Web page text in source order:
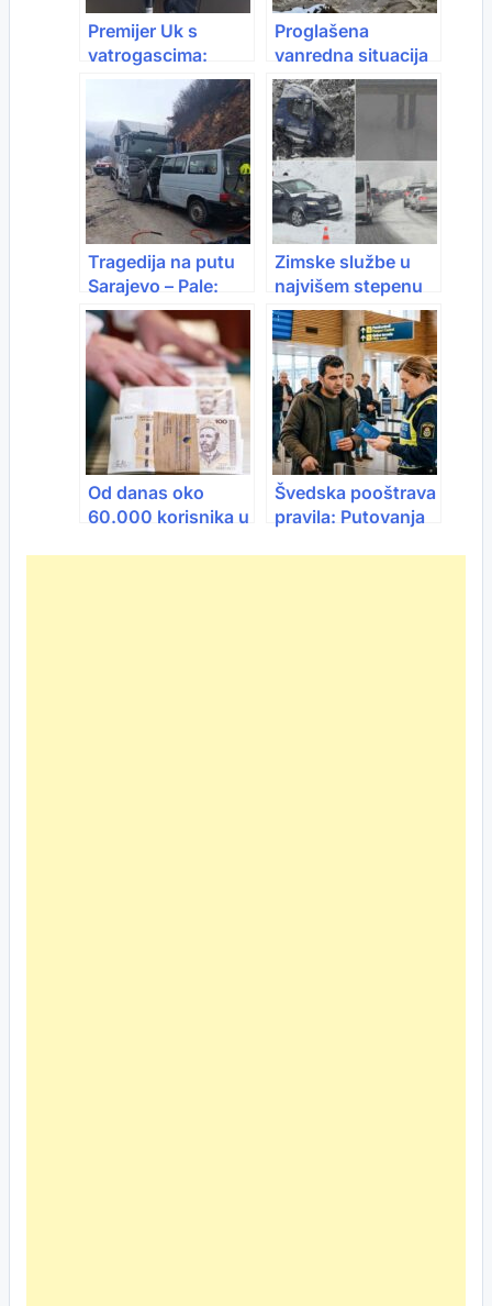
Premijer Uk s
vatrogascima:
Sigurnost građana
je prioritet,
nastavljamo jačati
kapacitete civilne
zaštite
Proglašena
vanredna situacija
u Foči: Drina raste,
traži se smanjenje
rada HE “Mratinje”
Tragedija na putu
Sarajevo – Pale:
Poginula članica
Planinarskog kluba
“Goražde-Maglić”
Zimske službe u
najvišem stepenu
pripravnosti u
Hrvatskoj
Od danas oko
60.000 korisnika u
Švedska pooštrava
pravila: Putovanja